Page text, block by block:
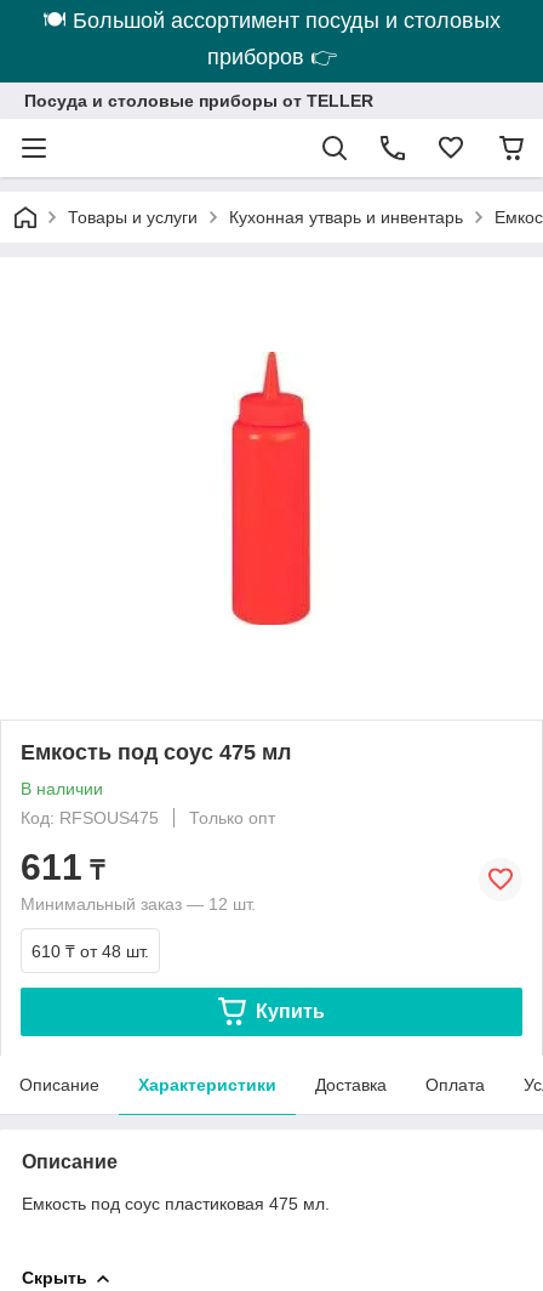
🍽 Большой ассортимент посуды и столовых
приборов 👉
Посуда и столовые приборы от TELLER
Товары и услуги Кухонная утварь и инвентарь
Емкость под соус 475 мл
В наличии
Код: RFSOUS475
Только опт
611 ₸
Минимальный заказ — 12 шт.
610 ₸ от 48 шт.
Купить
Описание Характеристики Доставка Оплата
Описание
Емкость под соус пластиковая 475 мл.
Скрыть